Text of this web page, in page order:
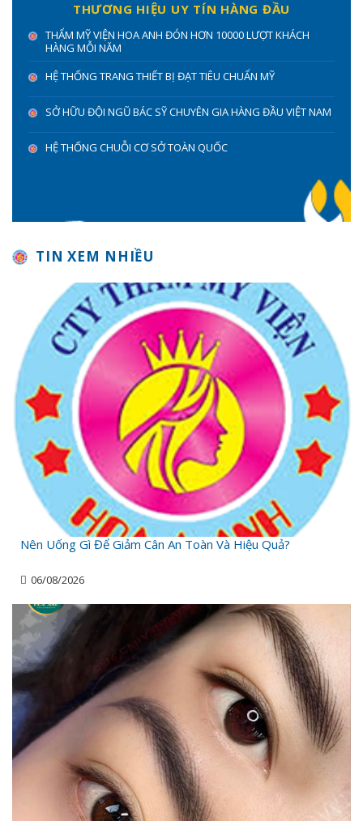
THƯƠNG HIỆU UY TÍN HÀNG ĐẦU
THẨM MỸ VIỆN HOA ANH ĐÓN HƠN 10000 LƯỢT KHÁCH
HÀNG MỖI NĂM
HỆ THỐNG TRANG THIẾT BỊ ĐẠT TIÊU CHUẨN MỸ
SỞ HỮU ĐỘI NGŨ BÁC SỸ CHUYÊN GIA HÀNG ĐẦU VIỆT NAM
HỆ THỐNG CHUỖI CƠ SỞ TOÀN QUỐC
TIN XEM NHIỀU
Nên Uống Gì Để Giảm Cân An Toàn Và Hiệu Quả?
06/08/2026